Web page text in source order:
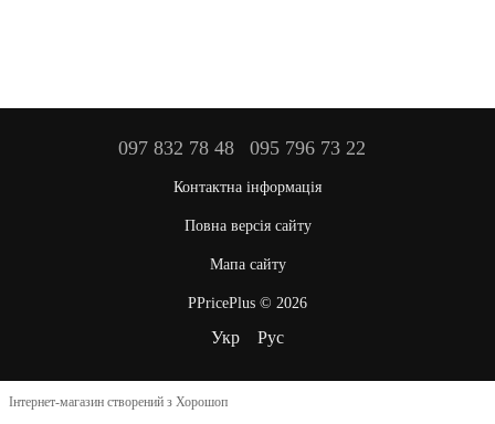
097 832 78 48 095 796 73 22
Контактна інформація
Повна версія сайту
Мапа сайту
PPricePlus © 2026
Укр Рус
Інтернет-магазин створений з Хорошоп